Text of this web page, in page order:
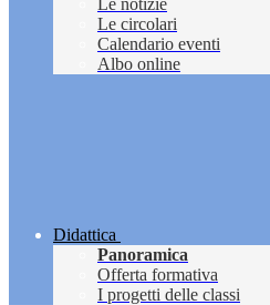
Le notizie
Le circolari
Calendario eventi
Albo online
Didattica
Panoramica
Offerta formativa
I progetti delle classi